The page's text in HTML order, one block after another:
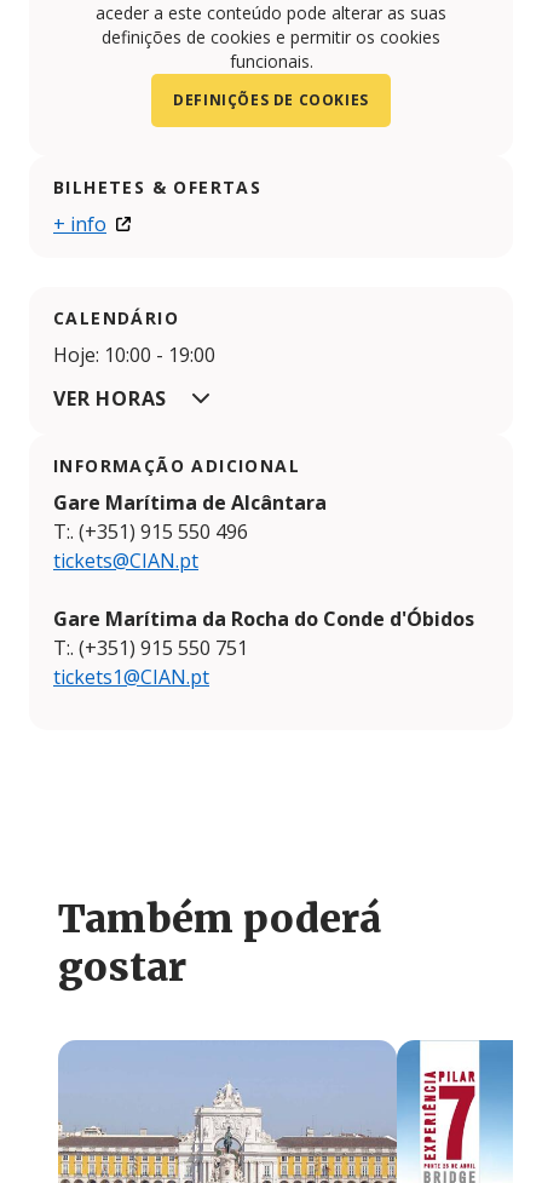
aceder a este conteúdo pode alterar as suas
definições de cookies e permitir os cookies
funcionais.
DEFINIÇÕES DE COOKIES
BILHETES & OFERTAS
+ info
CALENDÁRIO
Hoje: 10:00 - 19:00
VER HORAS
INFORMAÇÃO ADICIONAL
Gare Marítima de Alcântara
T:. (+351) 915 550 496
tickets@CIAN.pt
Gare Marítima da Rocha do Conde d'Óbidos
T:. (+351) 915 550 751
tickets1@CIAN.pt
Também poderá
gostar